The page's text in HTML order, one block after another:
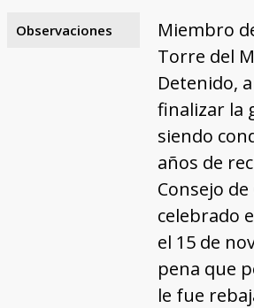
Observaciones
Miembro
Torre del
Detenido,
finalizar la
siendo
años de
Consejo
celebrado
el 15 de
pena que
le fue